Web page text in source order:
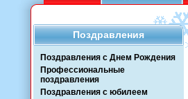
Поздравления
Поздравления с Днем Рождения
Профессиональные
поздравления
Поздравления с юбилеем